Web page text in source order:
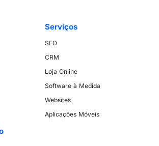
Serviços
SEO
CRM
Loja Online
Software à Medida
Websites
Aplicações Móveis